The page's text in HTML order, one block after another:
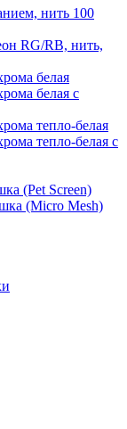
нить 100
RG/RB, нить,
белая
белая с
тепло-белая
тепло-белая с
(Pet Screen)
(Micro Mesh)